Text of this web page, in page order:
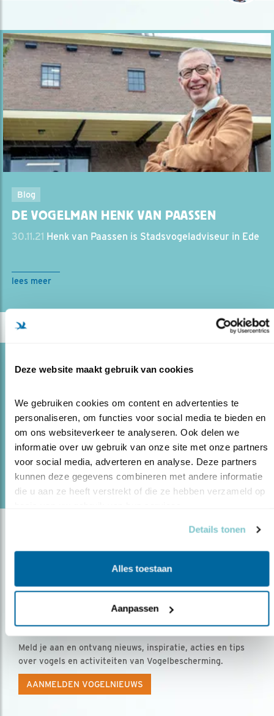
Deze website maakt gebruik van cookies
We gebruiken cookies om content en advertenties te
personaliseren, om functies voor social media te bieden en
om ons websiteverkeer te analyseren. Ook delen we
informatie over uw gebruik van onze site met onze partners
voor social media, adverteren en analyse. Deze partners
kunnen deze gegevens combineren met andere informatie
die u aan ze heeft verstrekt of die ze hebben verzameld op
Details tonen
Alles toestaan
Aanpassen
Blog
DE VOGELMAN HENK VAN PAASSEN
30.11.21 Henk van Paassen is Stadsvogeladviseur in Ede
lees meer
24.09.19De strijd om het bestaan tussen slechtvalk en
groenpootruiter
lees meer
Door Jouke Altenburg
Op de hoogte blijven?
Meld je aan en ontvang nieuws, inspiratie, acties en tips
over vogels en activiteiten van Vogelbescherming.
AANMELDEN VOGELNIEUWS